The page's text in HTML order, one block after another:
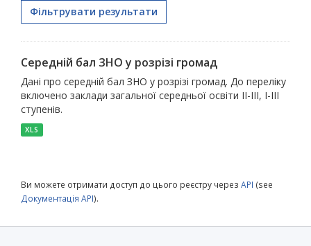
Фільтрувати результати
Середній бал ЗНО у розрізі громад
Дані про середній бал ЗНО у розрізі громад. До переліку
включено заклади загальної середньої освіти ІІ-ІІІ, І-ІІІ
ступенів.
XLS
Ви можете отримати доступ до цього реєстру через API (see
Документація API).